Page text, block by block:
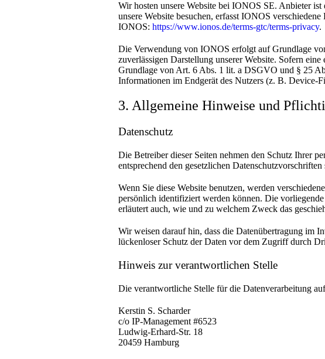
Wir hosten unsere Website bei IONOS SE. Anbieter
unsere Website besuchen, erfasst IONOS
IONOS: https://www.ionos.de/terms-gtc/terms-privacy.
Die Verwendung von IONOS erfolgt auf Grundlage
zuverlässigen Darstellung unserer Website. Sofern
Grundlage von Art. 6 Abs. 1 lit. a DSGVO und § 25
Informationen im Endgerät des Nutzers (z. B.
3. Allgemeine Hinweise und
Datenschutz
Die Betreiber dieser Seiten nehmen den Schutz Ihrer
entsprechend den gesetzlichen
Wenn Sie diese Website benutzen, werden
persönlich identifiziert werden können. Die
erläutert auch, wie und zu welchem Zweck das
Wir weisen darauf hin, dass die Datenübertragung im
lückenloser Schutz der Daten vor dem Zugriff durch
Hinweis zur verantwortlichen Stelle
Die verantwortliche Stelle für die Datenverarbeitung
Kerstin S. Scharder
c/o IP-Management #6523
Ludwig-Erhard-Str. 18
20459 Hamburg